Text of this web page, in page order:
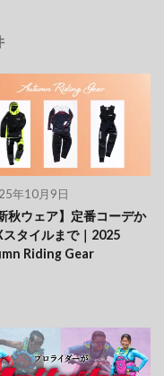
年10月9日
秋ウェア】定番コーデか
スタイルまで｜2025
Riding Gear